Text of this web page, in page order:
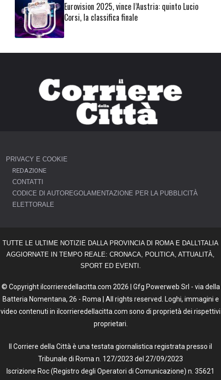
Eurovision 2025, vince l’Austria: quinto Lucio
Corsi, la classifica finale
PRIVACY E COOKIE
REDAZIONE
CONTATTI
CODICE DI AUTOREGOLAMENTAZIONE PER LA PUBBLICITÀ
ELETTORALE
TUTTE LE ULTIME NOTIZIE DALLA PROVINCIA DI ROMA E DALL'ITALIA
AGGIORNATE IN TEMPO REALE: CRONACA, POLITICA, ATTUALITÀ,
SPORT ED EVENTI.
© Copyright ilcorrieredellacitta.com 2026 | Gfg Powerweb Srl - via della
Batteria Nomentana, 26 - Roma | All rights reserved. Loghi, immagini e
video contenuti in ilcorrieredellacitta.com sono di proprietà dei rispettivi
proprietari.
Il Corriere della Città è una testata giornalistica registrata presso il
Tribunale di Roma n. 127/2023 del 27/09/2023
Iscrizione Roc (Registro degli Operatori di Comunicazione) n. 35621